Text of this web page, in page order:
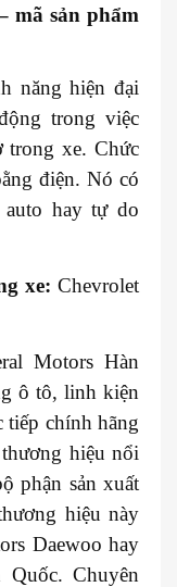
mã sản phẩm
năng hiện đại
trong việc
trong xe. Chức
điện. Nó có
auto hay tự do
xe: Chevrolet
Motors Hàn
ô tô, linh kiện
tiếp chính hãng
hiệu nổi
phận sản xuất
hiệu này
Daewoo hay
Chuyên